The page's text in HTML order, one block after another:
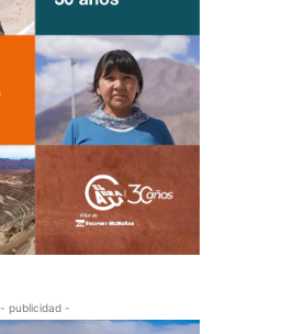
- publicidad -